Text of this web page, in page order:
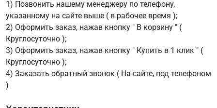
1) Позвонить нашему менеджеру по телефону,
указанному на сайте выше ( в рабочее время );
2) Оформить заказ, нажав кнопку " В корзину " (
Круглосуточно );
3) Оформить заказ, нажав кнопку " Купить в 1 клик " (
Круглосуточно );
4) Заказать обратный звонок ( На сайте, под телефоном
)